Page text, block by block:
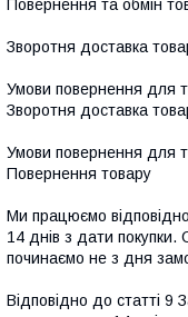
Повернення та обмін
Зворотня доставка
Умови повернення для
Зворотня доставка
Умови повернення для
Повернення товару
Ми працюємо
14 днів з дати покупки.
починаємо не з дня
Відповідно до статті 9